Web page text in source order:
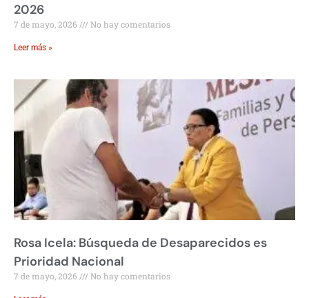
2026
7 de mayo, 2026 No hay comentarios
Leer más »
Rosa Icela: Búsqueda de Desaparecidos es
Prioridad Nacional
7 de mayo, 2026 No hay comentarios